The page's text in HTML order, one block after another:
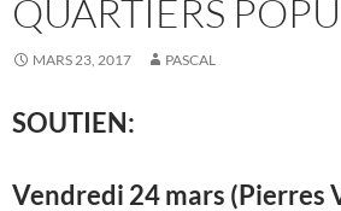
QUARTIERS
MARS 23, 2017 PASCAL
SOUTIEN:
Vendredi 24 mars (Pierres